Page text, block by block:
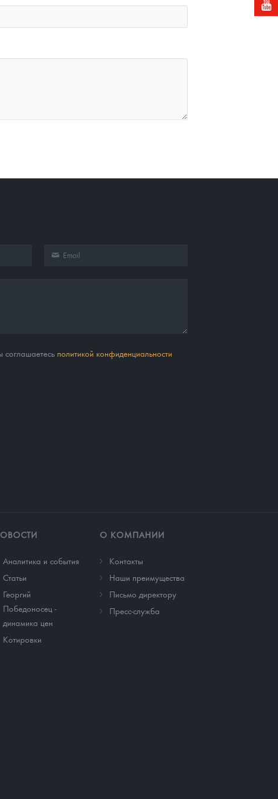
политикой конфиденциальности
Аналитика и события
Cтатьи
Георгий
Победоносец -
динамика цен
Котировки
О КОМПАНИИ
Контакты
Наши преимущества
Письмо директору
Пресс-служба